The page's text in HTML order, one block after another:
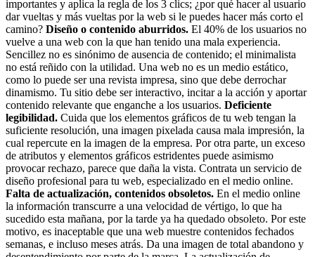
importantes y aplica la regla de los 3 clics; ¿por qué hacer al usuario
dar vueltas y más vueltas por la web si le puedes hacer más corto el
camino? Diseño o contenido aburridos. El 40% de los usuarios no
vuelve a una web con la que han tenido una mala experiencia.
Sencillez no es sinónimo de ausencia de contenido; el minimalista
no está reñido con la utilidad. Una web no es un medio estático,
como lo puede ser una revista impresa, sino que debe derrochar
dinamismo. Tu sitio debe ser interactivo, incitar a la acción y aportar
contenido relevante que enganche a los usuarios. Deficiente
legibilidad. Cuida que los elementos gráficos de tu web tengan la
suficiente resolución, una imagen pixelada causa mala impresión, la
cual repercute en la imagen de la empresa. Por otra parte, un exceso
de atributos y elementos gráficos estridentes puede asimismo
provocar rechazo, parece que daña la vista. Contrata un servicio de
diseño profesional para tu web, especializado en el medio online.
Falta de actualización, contenidos obsoletos. En el medio online
la información transcurre a una velocidad de vértigo, lo que ha
sucedido esta mañana, por la tarde ya ha quedado obsoleto. Por este
motivo, es inaceptable que una web muestre contenidos fechados
semanas, e incluso meses atrás. Da una imagen de total abandono y